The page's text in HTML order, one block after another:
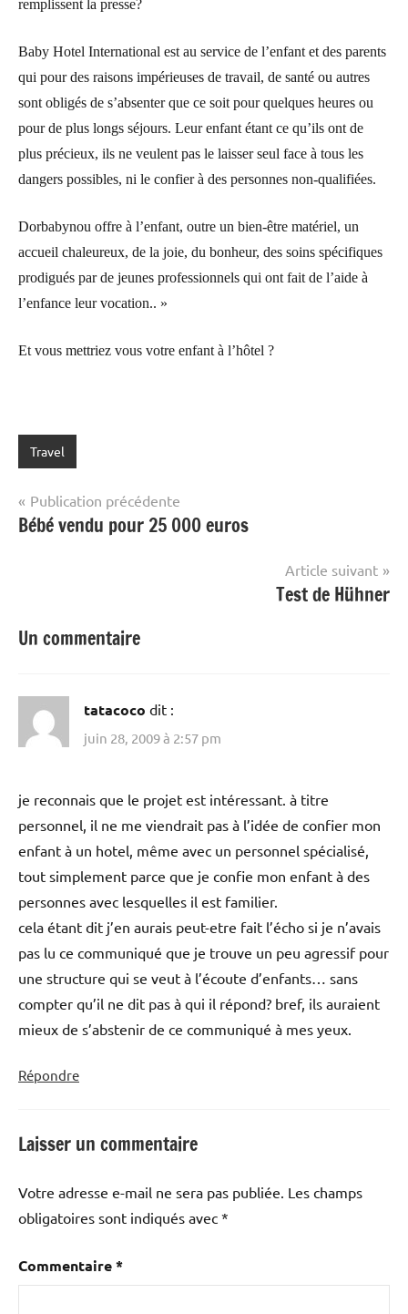
remplissent la presse?
Baby Hotel International est au service de l’enfant et des parents
qui pour des raisons impérieuses de travail, de santé ou autres
sont obligés de s’absenter que ce soit pour quelques heures ou
pour de plus longs séjours. Leur enfant étant ce qu’ils ont de
plus précieux, ils ne veulent pas le laisser seul face à tous les
dangers possibles, ni le confier à des personnes non-qualifiées.
Dorbabynou offre à l’enfant, outre un bien-être matériel, un
accueil chaleureux, de la joie, du bonheur, des soins spécifiques
prodigués par de jeunes professionnels qui ont fait de l’aide à
l’enfance leur vocation.. »
Et vous mettriez vous votre enfant à l’hôtel ?
Travel
Navigation
de
Publication précédente
Bébé vendu pour 25 000 euros
Article suivant
Test de Hühner
Un commentaire
tatacoco dit :
juin 28, 2009 à 2:57 pm
je reconnais que le projet est intéressant. à titre
personnel, il ne me viendrait pas à l’idée de confier mon
enfant à un hotel, même avec un personnel spécialisé,
tout simplement parce que je confie mon enfant à des
personnes avec lesquelles il est familier.
cela étant dit j’en aurais peut-etre fait l’écho si je n’avais
pas lu ce communiqué que je trouve un peu agressif pour
une structure qui se veut à l’écoute d’enfants… sans
compter qu’il ne dit pas à qui il répond? bref, ils auraient
mieux de s’abstenir de ce communiqué à mes yeux.
Répondre
Laisser un commentaire
Votre adresse e-mail ne sera pas publiée. Les champs
obligatoires sont indiqués avec *
Commentaire*